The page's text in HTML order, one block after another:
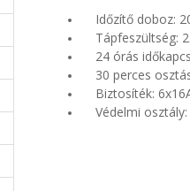
Időzítő doboz:
Tápfeszültség:
24 órás
30 perces
Biztosíték:
Védelmi osztály: